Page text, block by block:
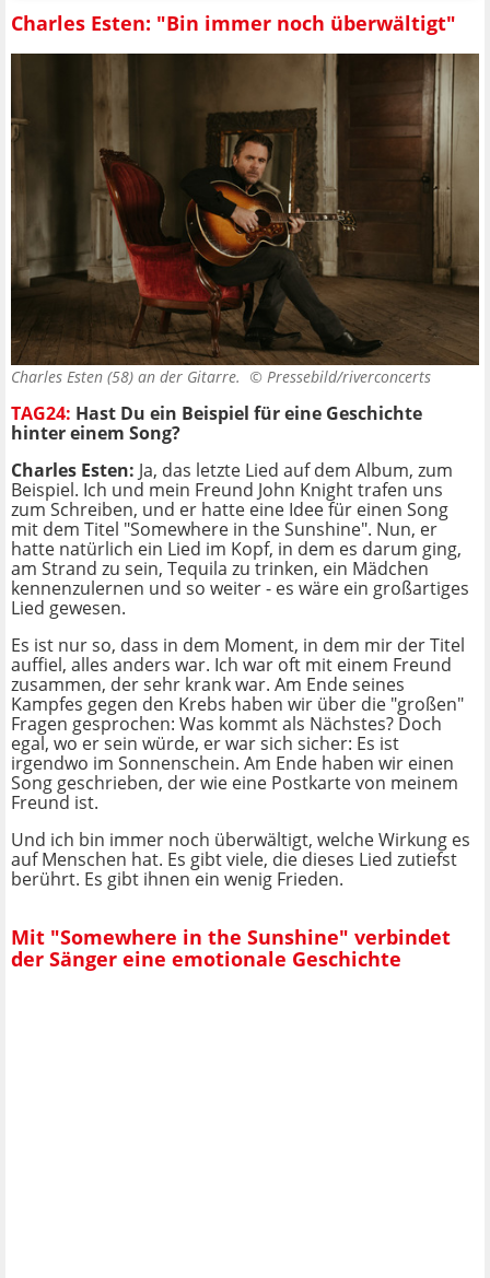
Charles Esten: "Bin immer noch überwältigt"
Charles Esten (58) an der Gitarre. © Pressebild/riverconcerts
TAG24: Hast Du ein Beispiel für eine Geschichte
hinter einem Song?
Charles Esten: Ja, das letzte Lied auf dem Album, zum
Beispiel. Ich und mein Freund John Knight trafen uns
zum Schreiben, und er hatte eine Idee für einen Song
mit dem Titel "Somewhere in the Sunshine". Nun, er
hatte natürlich ein Lied im Kopf, in dem es darum ging,
am Strand zu sein, Tequila zu trinken, ein Mädchen
kennenzulernen und so weiter - es wäre ein großartiges
Lied gewesen.
Es ist nur so, dass in dem Moment, in dem mir der Titel
auffiel, alles anders war. Ich war oft mit einem Freund
zusammen, der sehr krank war. Am Ende seines
Kampfes gegen den Krebs haben wir über die "großen"
Fragen gesprochen: Was kommt als Nächstes? Doch
egal, wo er sein würde, er war sich sicher: Es ist
irgendwo im Sonnenschein. Am Ende haben wir einen
Song geschrieben, der wie eine Postkarte von meinem
Freund ist.
Und ich bin immer noch überwältigt, welche Wirkung es
auf Menschen hat. Es gibt viele, die dieses Lied zutiefst
berührt. Es gibt ihnen ein wenig Frieden.
Mit "Somewhere in the Sunshine" verbindet
der Sänger eine emotionale Geschichte